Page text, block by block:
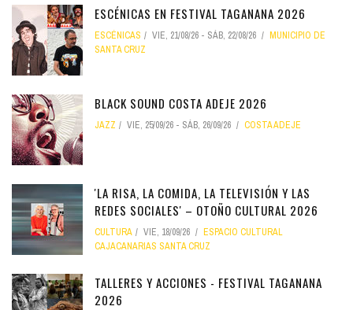
ESCÉNICAS EN FESTIVAL TAGANANA 2026
ESCÉNICAS VIE, 21/08/26 - SÁB, 22/08/26
MUNICIPIO DE
SANTA CRUZ
BLACK SOUND COSTA ADEJE 2026
JAZZ VIE, 25/09/26 - SÁB, 26/09/26 COSTA ADEJE
'LA RISA, LA COMIDA, LA TELEVISIÓN Y LAS
REDES SOCIALES' – OTOÑO CULTURAL 2026
CULTURA VIE, 18/09/26
ESPACIO CULTURAL
CAJACANARIAS SANTA CRUZ
TALLERES Y ACCIONES - FESTIVAL TAGANANA
2026